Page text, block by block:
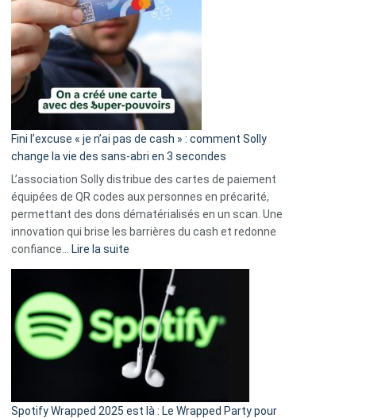
Fini l’excuse « je n’ai pas de cash » : comment Solly
change la vie des sans-abri en 3 secondes
L’association Solly distribue des cartes de paiement
équipées de QR codes aux personnes en précarité,
permettant des dons dématérialisés en un scan. Une
innovation qui brise les barrières du cash et redonne
confiance…
Lire la suite
l’excuse
je
n’ai
pas
de
cash
»
Spotify Wrapped 2025 est là : Le Wrapped Party pour